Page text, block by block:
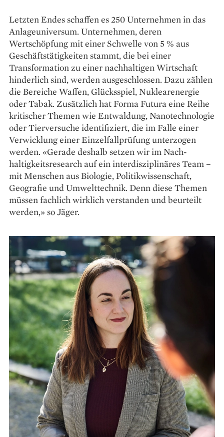
Letzten Endes schaffen es 250 Unternehmen in das
Anlageuniversum. Unternehmen, deren
Wertschöpfung mit einer Schwelle von 5 % aus
Geschäftstätigkeiten stammt, die bei einer
Transformation zu einer nach­haltigen Wirtschaft
hinderlich sind, werden ausgeschlossen. Dazu zählen
die Bereiche Waffen, Glücksspiel, Nuklearenergie
oder Tabak. Zusätzlich hat Forma Futura eine Reihe
kritischer Themen wie Entwaldung, Nanotechnologie
oder Tierversuche identifiziert, die im Falle einer
Verwicklung einer Einzelfallprüfung unterzogen
werden. «Gerade deshalb setzen wir im Nach­
haltigkeits­research auf ein interdisziplinäres Team –
mit Menschen aus Biologie, Politikwissenschaft,
Geografie und Umwelttechnik. Denn diese Themen
müssen fachlich wirklich verstanden und beurteilt
werden,» so Jäger.